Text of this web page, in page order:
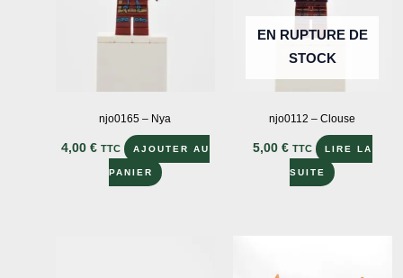
njo0165 – Nya
4,00 € TTC AJOUTER AU
PANIER
EN RUPTURE DE
STOCK
njo0112 – Clouse
5,00 € TTC LIRE LA
SUITE